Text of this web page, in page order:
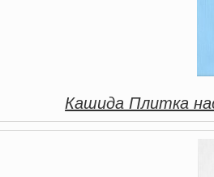
Кашида Плитка